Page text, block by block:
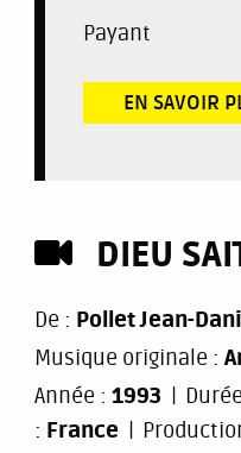
Payant
EN SAVOIR
DIEU
De : Pollet Jean-
Musique originale :
Année : 1993
: France